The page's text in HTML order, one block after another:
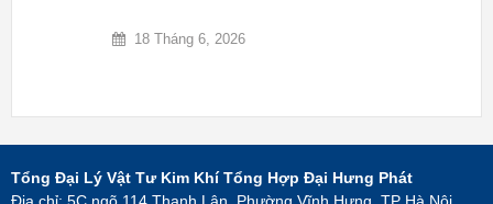
18 Tháng 6, 2026
Tổng Đại Lý Vật Tư Kim Khí Tổng Hợp Đại Hưng Phát